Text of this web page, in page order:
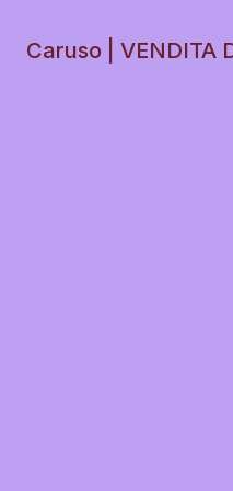
Caruso | VENDITA